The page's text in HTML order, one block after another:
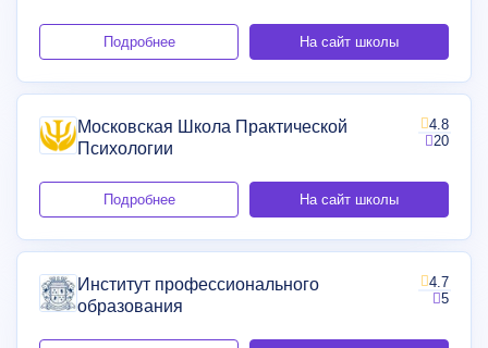
Подробнее На сайт школы
Московская Школа Практической
Психологии
4.8
20
Подробнее На сайт школы
Институт профессионального
образования
4.7
5